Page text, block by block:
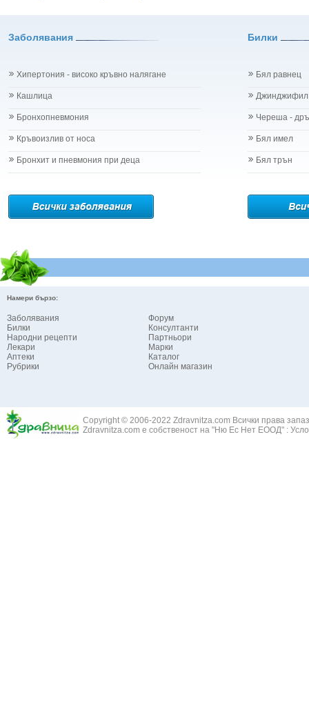
Заболявания Билки
Хипертония - високо кръвно налягане
Кашлица
Бронхопневмония
Кръвоизлив от носа
Бронхит и пневмония при деца
Бял равнец
Джинджифил
Череша -
Бял имел
Бял трън
Намери бързо:
Заболявания
Билки
Народни рецепти
Лекари
Аптеки
Рубрики
Форум
Консултанти
Партньори
Марки
Каталог
Онлайн магазин
Copyright © 2006-2022 Zdravnitza.com Всички права
Zdravnitza.com е собственост на "Ню Ес Нет ЕООД" :